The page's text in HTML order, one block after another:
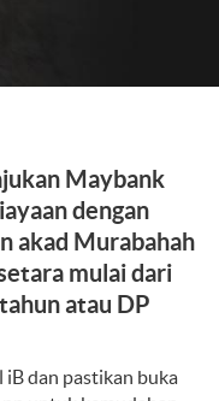
Maybank
dengan
akad Murabahah
mulai dari
atau DP
dan pastikan buka